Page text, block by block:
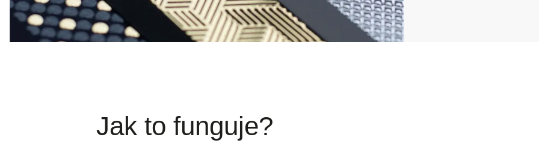
Jak to funguje?